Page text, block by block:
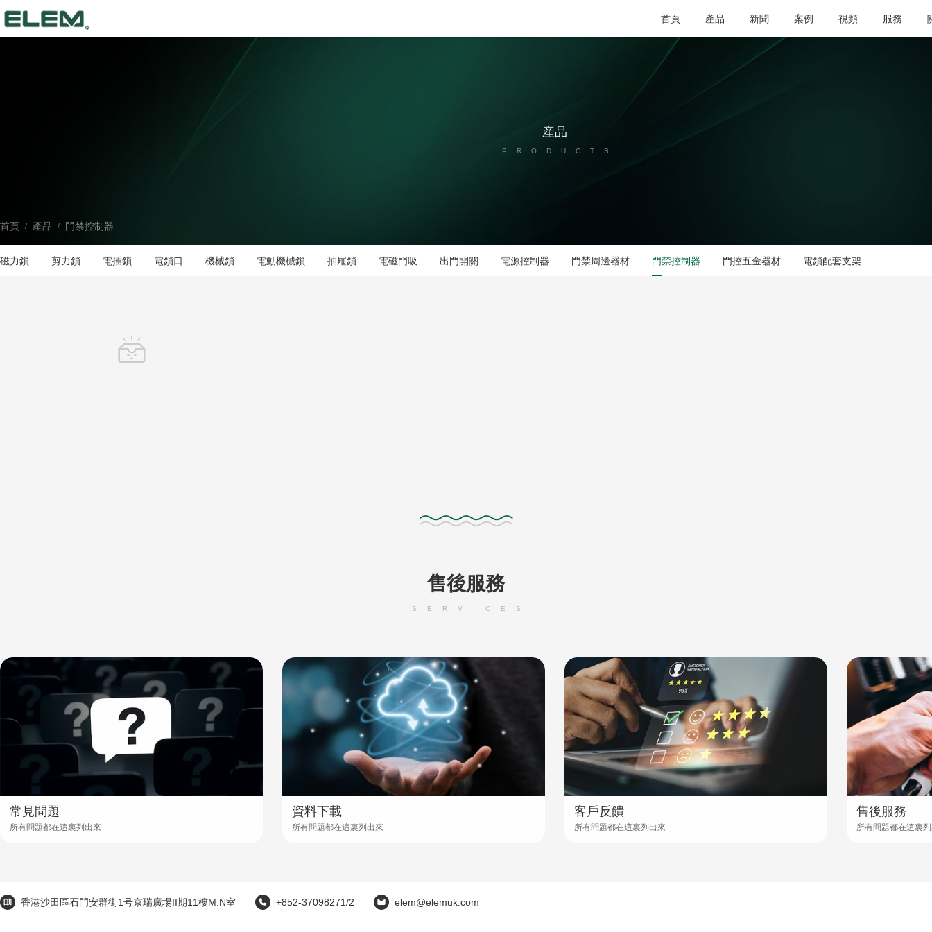
首頁 產品 新聞 案例 視頻 服務
首頁 / 產品 / 門禁控制器
産品
PRODUCTS
磁力鎖 剪力鎖 電插鎖 電鎖口 機械鎖 電動機械鎖 抽屜鎖 電磁門吸 出門開關 電源控制器 門禁周邊器材 門禁控制器 門控五金器材 電鎖配套支架
售後服務
SERVICES
常見問題
所有問題都在這裏列出來
資料下載
所有問題都在這裏列出來
客戶反饋
所有問題都在這裏列出來
售後服務
所有問題都在這裏
香港沙田區石門安群街1号京瑞廣場II期11樓M.N室 +852-37098271/2 elem@elemuk.com